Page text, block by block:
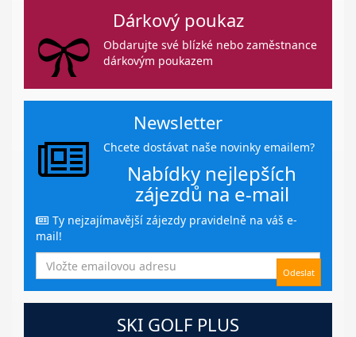
Dárkový poukaz
Obdarujte své blízké nebo zaměstnance
dárkovým poukazem
Newsletter
Chcete dostávat naše novinky emailem?
Nabídky nejlepších
zájezdů na e-mail
Ty nejzajímavější zájezdy pravidelně na váš e-
mail!
SKI GOLF PLUS